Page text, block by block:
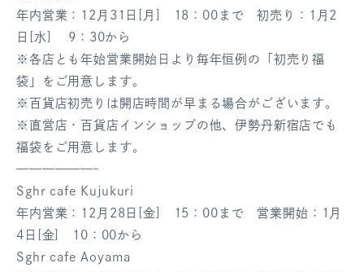
年内営業：12月31日[月] 18：00まで 初売り：1月2
日[水] 9：30から
※各店とも年始営業開始日より毎年恒例の「初売り福
袋」をご用意します。
※百貨店初売りは開店時間が早まる場合がございます。
※直営店・百貨店インショップの他、伊勢丹新宿店でも
福袋をご用意します。
——————–
Sghr cafe Kujukuri
年内営業：12月28日[金] 15：00まで 営業開始：1月
4日[金] 10：00から
Sghr cafe Aoyama